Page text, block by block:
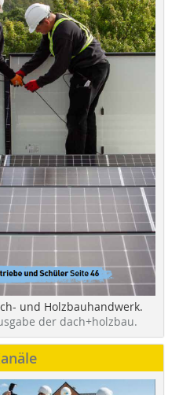
und Holzbauhandwerk.
der dach+holzbau.